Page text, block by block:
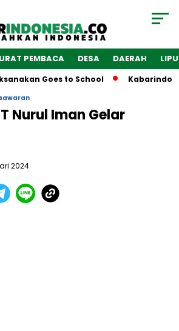
PEMBACA DESA DAERAH
Goes to School Kabarindonesia.co
Nurul Iman Gelar
2024